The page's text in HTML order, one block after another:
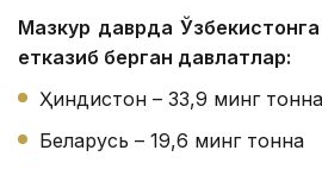
Мазкур даврда
етказиб берган давлатлар:
Ҳиндистон – 33,9 минг тонна
Беларусь – 19,6 минг тонна